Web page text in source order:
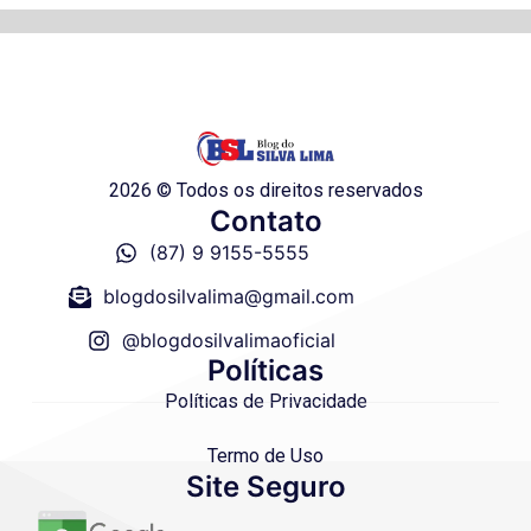
2026 © Todos os direitos reservados
Contato
(87) 9 9155-5555
blogdosilvalima@gmail.com
@blogdosilvalimaoficial
Políticas
Políticas de Privacidade
Termo de Uso
Site Seguro